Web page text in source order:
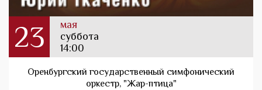
23
мая
суббота
14:00
Оренбургский государственный симфонический
оркестр, "Жар-птица"